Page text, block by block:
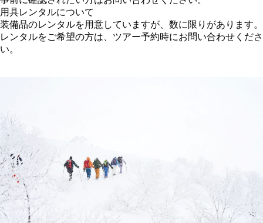
用具レンタルについて
装備品のレンタルを用意していますが、数に限りがあります。
レンタルをご希望の方は、ツアー予約時にお問い合わせくださ
い。